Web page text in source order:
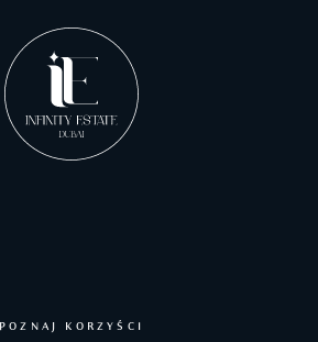
POZNAJ KORZYŚCI